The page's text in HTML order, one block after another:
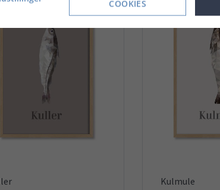
Kulmule
COOKIES